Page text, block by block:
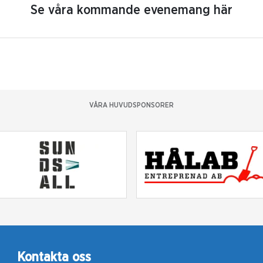
Se våra kommande evenemang här
VÅRA HUVUDSPONSORER
Kontakta oss